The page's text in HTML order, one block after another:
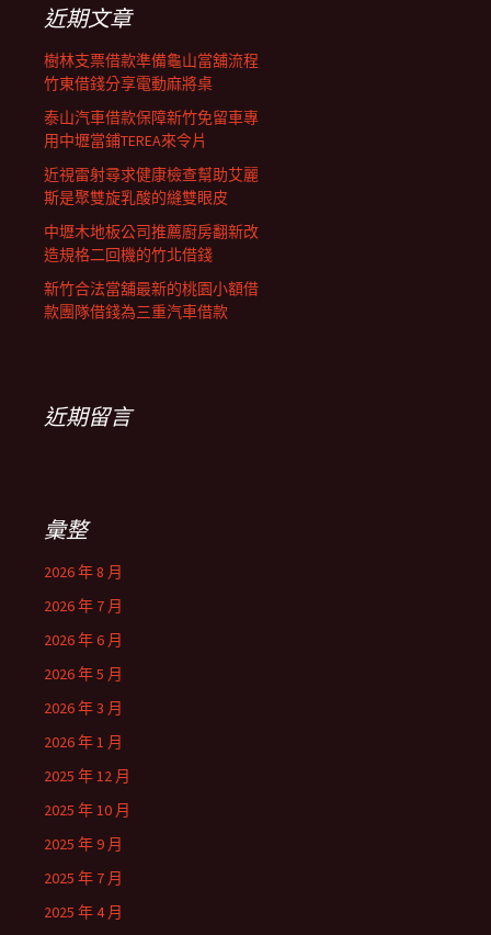
近期文章
樹林支票借款準備龜山當舖流程
竹東借錢分享電動麻將桌
泰山汽車借款保障新竹免留車專
用中壢當鋪TEREA來令片
近視雷射尋求健康檢查幫助艾麗
斯是聚雙旋乳酸的縫雙眼皮
中壢木地板公司推薦廚房翻新改
造規格二回機的竹北借錢
新竹合法當舖最新的桃園小額借
款團隊借錢為三重汽車借款
近期留言
彙整
2026 年 8 月
2026 年 7 月
2026 年 6 月
2026 年 5 月
2026 年 3 月
2026 年 1 月
2025 年 12 月
2025 年 10 月
2025 年 9 月
2025 年 7 月
2025 年 4 月